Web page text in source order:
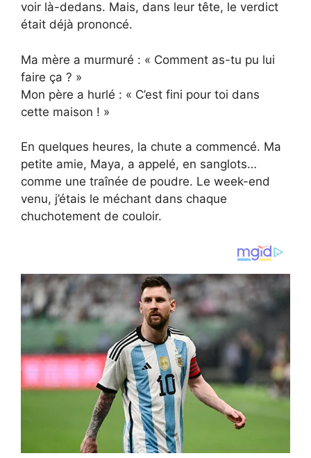
voir là-dedans. Mais, dans leur tête, le verdict
était déjà prononcé.
Ma mère a murmuré : « Comment as-tu pu lui
faire ça ? »
Mon père a hurlé : « C’est fini pour toi dans
cette maison ! »
En quelques heures, la chute a commencé. Ma
petite amie, Maya, a appelé, en sanglots…
comme une traînée de poudre. Le week-end
venu, j’étais le méchant dans chaque
chuchotement de couloir.